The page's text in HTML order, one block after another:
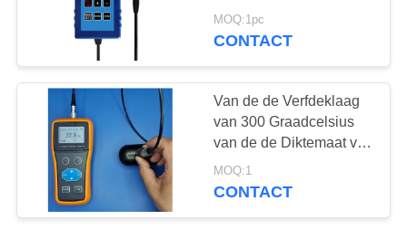
FABRIEKSREIS
KWALITEITSCONTROLE
CONTACTEER
ONS
Ultrasoon
diktemeter
64
brandwerende coating
dikte TG-6008
MOQ:1pc
CONTACT
Van de de Verfdeklaag
van 300 Graadcelsius
van de de Diktemaat van
de de Nevellaag de
Verflaag Op hoge
MOQ:1
CONTACT